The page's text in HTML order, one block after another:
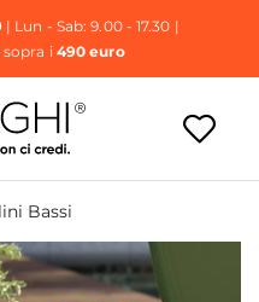
| Lun - Sab: 9.00 - 17.30 |
sopra i 490 euro
Bassi